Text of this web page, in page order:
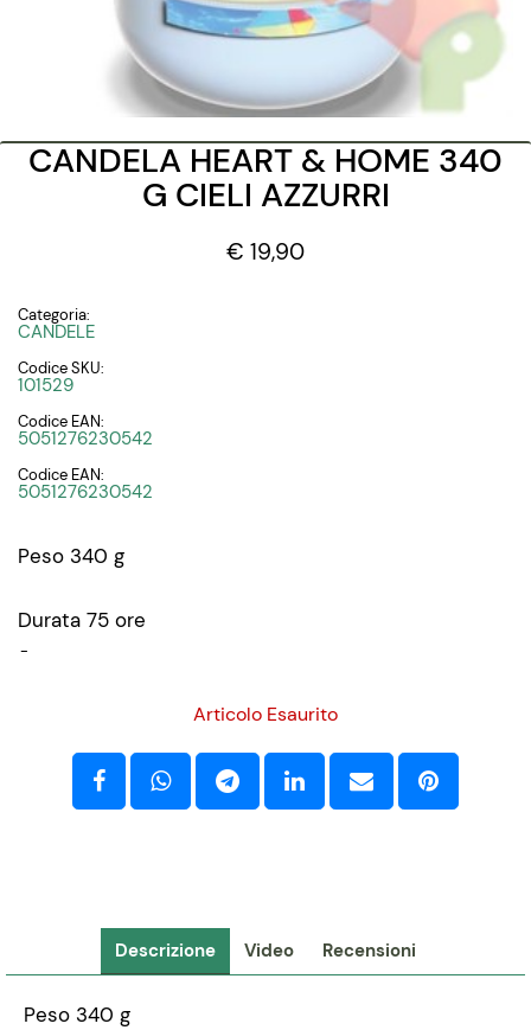
CANDELA HEART & HOME 340
G CIELI AZZURRI
€ 19,90
Categoria:
CANDELE
Codice SKU:
101529
Codice EAN:
5051276230542
Codice EAN:
5051276230542
Peso 340 g
Durata 75 ore
-
Articolo Esaurito
Descrizione Video Recensioni
Peso 340 g